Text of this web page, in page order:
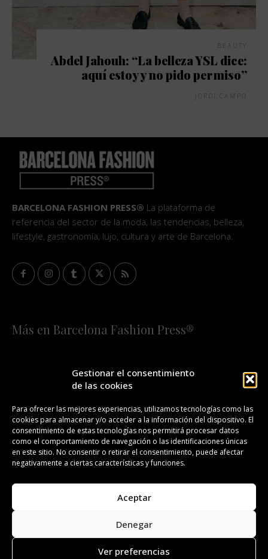
Gestionar el consentimiento
de las cookies
Para ofrecer las mejores experiencias, utilizamos tecnologías como las
cookies para almacenar y/o acceder a la información del dispositivo. El
consentimiento de estas tecnologías nos permitirá procesar datos
como el comportamiento de navegación o las identificaciones únicas
en este sitio. No consentir o retirar el consentimiento, puede afectar
negativamente a ciertas características y funciones.
Aceptar
Denegar
Ver preferencias
BEAUTY
Abdel Jahouh: “La belleza YSL dice:
aquí estoy y no pido permiso”
JORDI CAMPO
BARCELONA FASHION PRESS® La plataforma de
referencia del sector de la moda, las tendencias, belleza,
lifestyle, gastronomía, lujo, cultura y arte de Barcelona.
Más en Barcelona Fashion Press®
¡SUSCRÍBETE A NUESTRA FASHION NEWS!
CONTACTO REDACCIÓN PUBLICIDAD
ISSN 2385-4839 DL B 27443-2014
Todos los derechos reservados. Copyright 2008-2024.
Barcelona Fashion Press®/™ es una marca registrada.